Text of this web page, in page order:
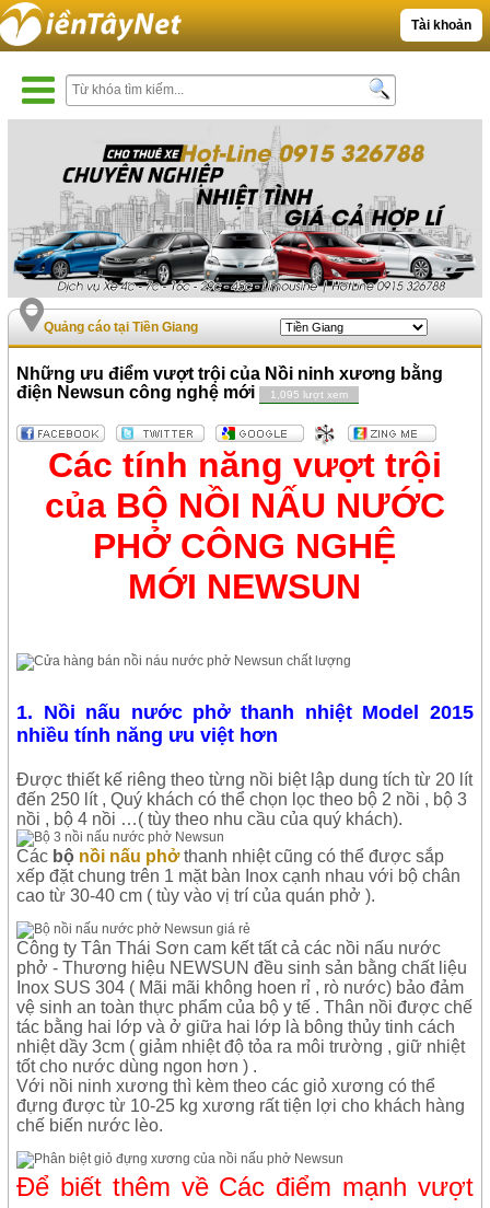
Tài khoản
Quảng cáo tại Tiền Giang
Những ưu điểm vượt trội của Nồi ninh xương bằng
điện Newsun công nghệ mới
1,095 lượt xem
Các tính năng vượt trội
của BỘ NỒI NẤU NƯỚC
PHỞ CÔNG NGHỆ
MỚI NEWSUN
1. Nồi nấu nước phở thanh nhiệt Model 2015
nhiều tính năng ưu việt hơn
Được thiết kế riêng theo từng nồi biệt lập dung tích từ 20 lít
đến 250 lít , Quý khách có thể chọn lọc theo bộ 2 nồi , bộ 3
nồi , bộ 4 nồi …( tùy theo nhu cầu của quý khách).
Các bộ nồi nấu phởthanh nhiệt cũng có thể được sắp
xếp đặt chung trên 1 mặt bàn Inox cạnh nhau với bộ chân
cao từ 30-40 cm ( tùy vào vị trí của quán phở ).
Công ty Tân Thái Sơn cam kết tất cả các nồi nấu nước
phở - Thương hiệu NEWSUN đều sinh sản bằng chất liệu
Inox SUS 304 ( Mãi mãi không hoen rỉ , rò nước) bảo đảm
vệ sinh an toàn thực phẩm của bộ y tế . Thân nồi được chế
tác bằng hai lớp và ở giữa hai lớp là bông thủy tinh cách
nhiệt dầy 3cm ( giảm nhiệt độ tỏa ra môi trường , giữ nhiệt
tốt cho nước dùng ngon hơn ) .
Với nồi ninh xương thì kèm theo các giỏ xương có thể
đựng được từ 10-25 kg xương rất tiện lợi cho khách hàng
chế biến nước lèo.
Để biết thêm về Các điểm mạnh vượt